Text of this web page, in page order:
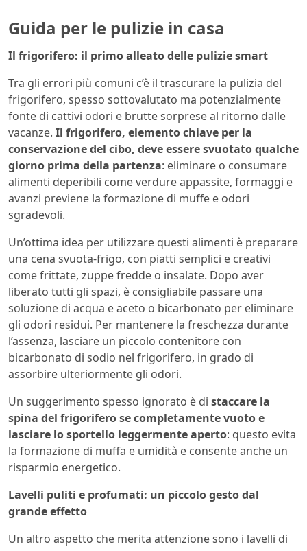
Guida per le pulizie in casa
Il frigorifero: il primo alleato delle pulizie smart
Tra gli errori più comuni c’è il trascurare la pulizia del
frigorifero, spesso sottovalutato ma potenzialmente
fonte di cattivi odori e brutte sorprese al ritorno dalle
vacanze. Il frigorifero, elemento chiave per la
conservazione del cibo, deve essere svuotato qualche
giorno prima della partenza: eliminare o consumare
alimenti deperibili come verdure appassite, formaggi e
avanzi previene la formazione di muffe e odori
sgradevoli.
Un’ottima idea per utilizzare questi alimenti è preparare
una cena svuota-frigo, con piatti semplici e creativi
come frittate, zuppe fredde o insalate. Dopo aver
liberato tutti gli spazi, è consigliabile passare una
soluzione di acqua e aceto o bicarbonato per eliminare
gli odori residui. Per mantenere la freschezza durante
l’assenza, lasciare un piccolo contenitore con
bicarbonato di sodio nel frigorifero, in grado di
assorbire ulteriormente gli odori.
Un suggerimento spesso ignorato è di staccare la
spina del frigorifero se completamente vuoto e
lasciare lo sportello leggermente aperto: questo evita
la formazione di muffa e umidità e consente anche un
risparmio energetico.
Lavelli puliti e profumati: un piccolo gesto dal
grande effetto
Un altro aspetto che merita attenzione sono i lavelli di